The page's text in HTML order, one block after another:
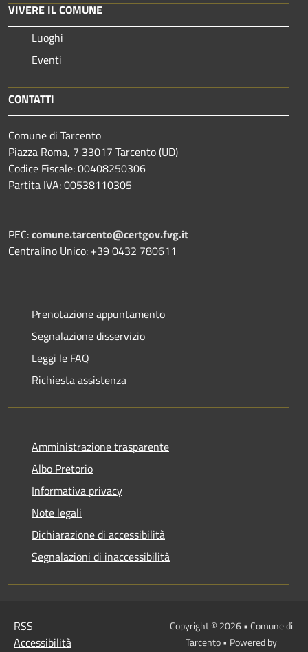
VIVERE IL COMUNE
Luoghi
Eventi
CONTATTI
Comune di Tarcento
Piazza Roma, 7 33017 Tarcento (UD)
Codice Fiscale: 00408250306
Partita IVA: 00538110305
PEC:comune.tarcento@certgov.fvg.it
Centralino Unico: +39 0432 780611
Prenotazione appuntamento
Segnalazione disservizio
Leggi le FAQ
Richiesta assistenza
Amministrazione trasparente
Albo Pretorio
Informativa privacy
Note legali
Dichiarazione di accessibilità
Segnalazioni di inaccessibilità
RSS
Accessibilità
Copyright © 2026 • Comune di
Tarcento • Powered by